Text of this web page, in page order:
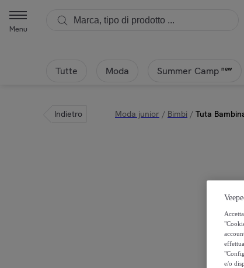
Menu
Tutte Moda Summer Camp new
Indietro Moda junior / Bimbi / Tuta
e/o